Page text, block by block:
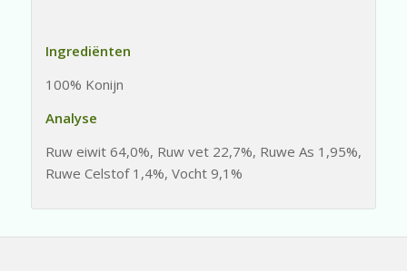
Ingrediënten
100% Konijn
Analyse
Ruw eiwit 64,0%, Ruw vet 22,7%, Ruwe As 1,95%,
Ruwe Celstof 1,4%, Vocht 9,1%